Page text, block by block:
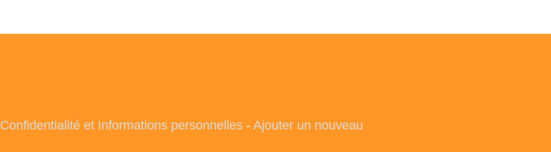
Confidentialité et Informations personnelles- Ajouter un nouveau